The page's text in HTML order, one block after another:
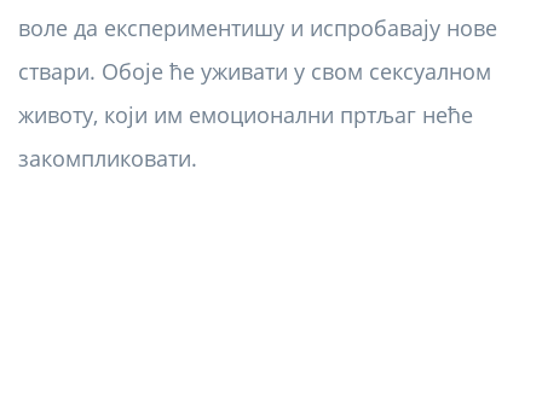
воле да експериментишу и испробавају нове
ствари. Обоје ће уживати у свом сексуалном
животу, који им емоционални пртљаг неће
закомпликовати.